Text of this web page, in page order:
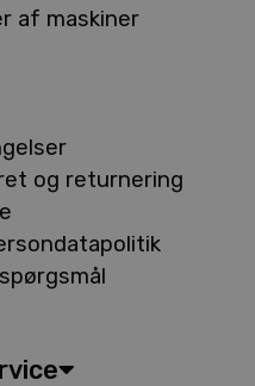
af maskiner
og returnering